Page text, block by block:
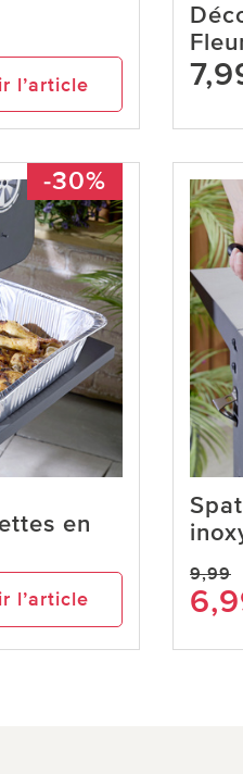
l’article
-30%
en
l’article
9,99